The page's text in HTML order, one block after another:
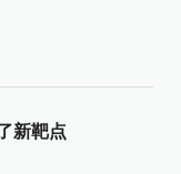
新靶点